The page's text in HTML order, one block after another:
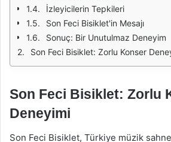
İzleyicilerin Tepkileri
Son Feci Bisiklet'in Mesajı
Sonuç: Bir Unutulmaz Deneyim
Son Feci Bisiklet: Zorlu Konser
Son Feci Bisiklet: Zorlu
Deneyimi
Son Feci Bisiklet, Türkiye müzik